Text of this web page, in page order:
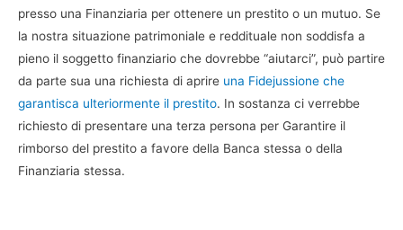
presso una Finanziaria per ottenere un prestito o un mutuo. Se
la nostra situazione patrimoniale e reddituale non soddisfa a
pieno il soggetto finanziario che dovrebbe “aiutarci”, può partire
da parte sua una richiesta di aprire una Fidejussione che
garantisca ulteriormente il prestito. In sostanza ci verrebbe
richiesto di presentare una terza persona per Garantire il
rimborso del prestito a favore della Banca stessa o della
Finanziaria stessa.